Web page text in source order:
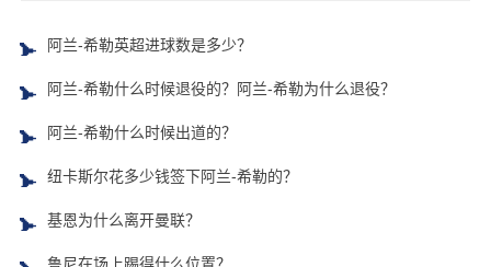
阿兰-希勒英超进球数是多少？
阿兰-希勒什么时候退役的？阿兰-希勒为什么退役？
阿兰-希勒什么时候出道的？
纽卡斯尔花多少钱签下阿兰-希勒的？
基恩为什么离开曼联？